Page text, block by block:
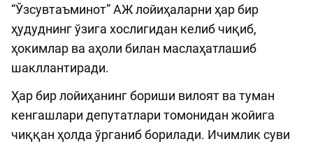
“Ўзсувтаъминот” АЖ лойиҳаларни ҳар бир
ҳудуднинг ўзига хослигидан келиб чиқиб,
ҳокимлар ва аҳоли билан маслаҳатлашиб
шакллантиради.
Ҳар бир лойиҳанинг бориши вилоят ва туман
кенгашлари депутатлари томонидан жойига
чиққан ҳолда ўрганиб борилади. Ичимлик суви